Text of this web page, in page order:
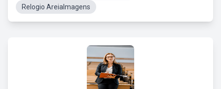
Relogio AreiaImagens